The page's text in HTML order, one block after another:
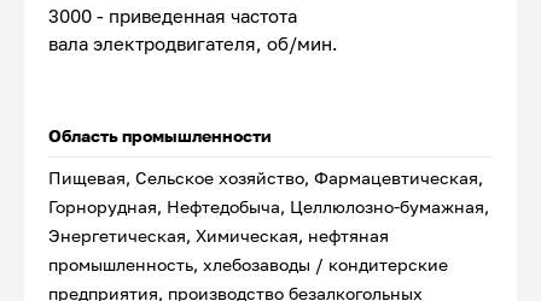
3000 - приведенная частота
вала электродвигателя, об/мин.
Область промышленности
Пищевая, Сельское хозяйство, Фармацевтическая,
Горнорудная, Нефтедобыча, Целлюлозно-бумажная,
Энергетическая, Химическая, нефтяная
промышленность, хлебозаводы / кондитерские
предприятия, производство безалкогольных